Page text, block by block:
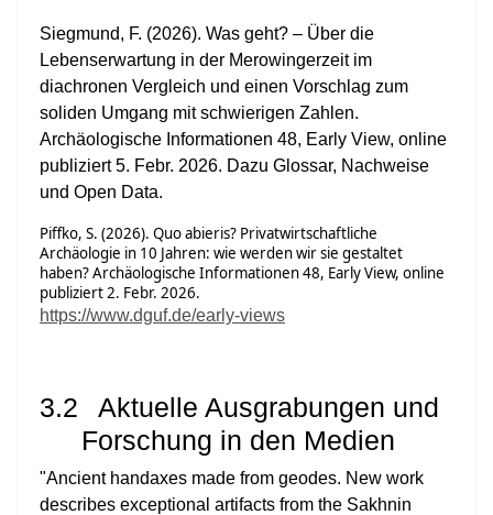
Siegmund, F. (2026). Was geht? – Über die
Lebenserwartung in der Merowingerzeit im
diachronen Vergleich und einen Vorschlag zum
soliden Umgang mit schwierigen Zahlen.
Archäologische Informationen 48, Early View, online
publiziert5. Febr. 2026. Dazu Glossar, Nachweise
und Open Data.
Piffko, S. (2026). Quo abieris? Privatwirtschaftliche
Archäologie in 10 Jahren: wie werden wir sie gestaltet
haben? Archäologische Informationen 48, Early View, online
publiziert 2. Febr. 2026.
https://www.dguf.de/early-views
3.2
Aktuelle Ausgrabungen und
Forschung in den Medien
"Ancient handaxes made from geodes. New work
describes exceptional artifacts from the Sakhnin